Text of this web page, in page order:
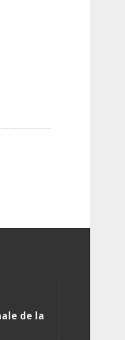
de la